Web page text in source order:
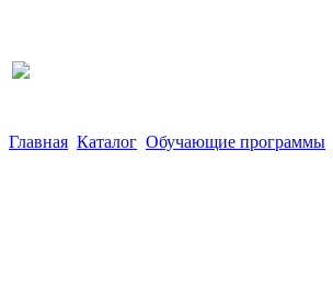
Главная Каталог Обучающие программы